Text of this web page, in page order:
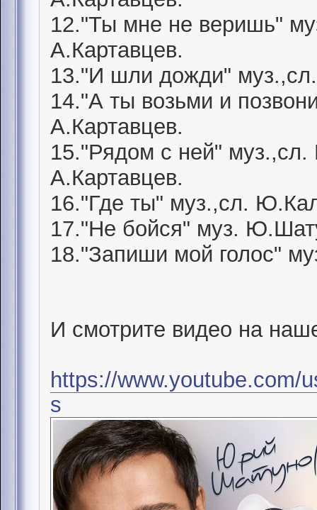
12."Ты мне не веришь"
А.Картавцев.
13."И шли дожди"
14."А ты возьми и
А.Картавцев.
15."Рядом с ней"
А.Картавцев.
16."Где ты" муз.,сл.
17."Не бойся" муз.
18."Запиши мой голос"
И смотрите видео на
https://www.youtube.com/
s